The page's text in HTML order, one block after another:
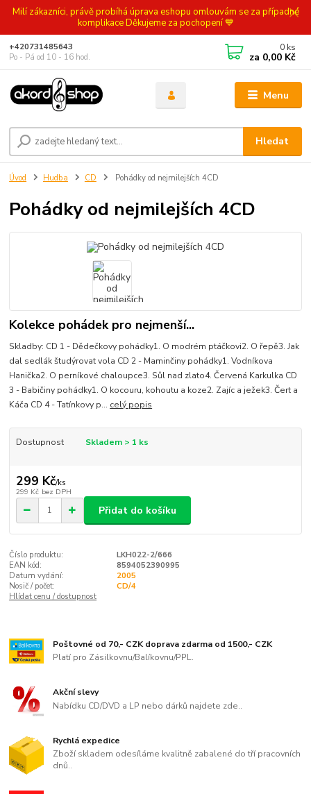
Milí zákazníci, právě probíhá úprava eshopu omlouvám se za případné
komplikace Děkujeme za pochopení 💙
Menu
Hledat
+420731485643
Po - Pá od 10 - 16 hod.
0 ks
za 0,00 Kč
Úvod Hudba CD Pohádky od nejmilejších 4CD
Pohádky od nejmilejších 4CD
Kolekce pohádek pro nejmenší...
Skladby: CD 1 - Dědečkovy pohádky1. O modrém ptáčkovi2. O řepě3. Jak
dal sedlák študýrovat vola CD 2 - Maminčiny pohádky1. Vodníkova
Hanička2. O perníkové chaloupce3. Sůl nad zlato4. Červená Karkulka CD
3 - Babičiny pohádky1. O kocouru, kohoutu a koze2. Zajíc a ježek3. Čert a
Káča CD 4 - Tatínkovy p... celý popis
Dostupnost Skladem > 1 ks
299 Kč/ks
299 Kč bez DPH
Přidat do košíku
Číslo produktu:
LKH022-2/666
EAN kód:
8594052390995
Datum vydání:
2005
Nosič / počet:
CD/4
Hlídat cenu / dostupnost
Poštovné od 70,- CZK doprava zdarma od 1500,- CZK
Platí pro Zásilkovnu/Balíkovnu/PPL.
Akční slevy
Nabídku CD/DVD a LP nebo dárků najdete zde..
Rychlá expedice
Zboží skladem odesíláme kvalitně zabalené do tří pracovních
dnů..